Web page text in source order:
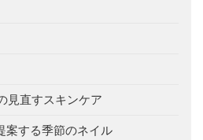
見直すスキンケア
案する季節のネイル